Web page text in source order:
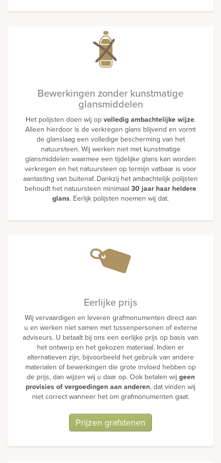
Bewerkingen zonder kunstmatige
glansmiddelen
Het polijsten doen wij op volledig ambachtelijke wijze.
Alleen hierdoor is de verkregen glans blijvend en vormt
de glanslaag een volledige bescherming van het
natuursteen. Wij werken niet met kunstmatige
glansmiddelen waarmee een tijdelijke glans kan worden
verkregen en het natuursteen op termijn vatbaar is voor
aantasting van buitenaf. Dankzij het ambachtelijk polijsten
behoudt het natuursteen minimaal 30 jaar haar heldere
glans. Eerlijk polijsten noemen wij dat.
Eerlijke prijs
Wij vervaardigen en leveren grafmonumenten direct aan
u en werken niet samen met tussenpersonen of externe
adviseurs. U betaalt bij ons een eerlijke prijs op basis van
het ontwerp en het gekozen materiaal. Indien er
alternatieven zijn, bijvoorbeeld het gebruik van andere
materialen of bewerkingen die grote invloed hebben op
de prijs, dan wijzen wij u daar op. Ook betalen wij geen
provisies of vergoedingen aan anderen, dat vinden wij
niet correct wanneer het om grafmonumenten gaat.
Prijzen grafstenen